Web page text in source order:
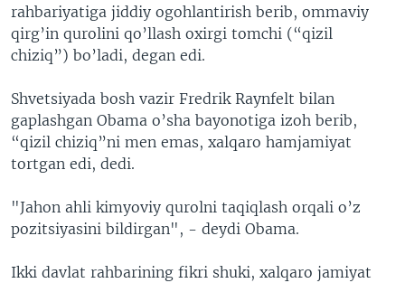
rahbariyatiga jiddiy ogohlantirish berib, ommaviy
qirg’in qurolini qo’llash oxirgi tomchi (“qizil
chiziq”) bo’ladi, degan edi.
Shvetsiyada bosh vazir Fredrik Raynfelt bilan
gaplashgan Obama o’sha bayonotiga izoh berib,
“qizil chiziq”ni men emas, xalqaro hamjamiyat
tortgan edi, dedi.
"Jahon ahli kimyoviy qurolni taqiqlash orqali o’z
pozitsiyasini bildirgan", - deydi Obama.
Ikki davlat rahbarining fikri shuki, xalqaro jamiyat